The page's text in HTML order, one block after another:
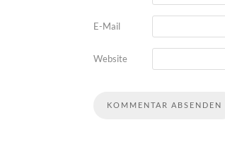
E-Mail
Website